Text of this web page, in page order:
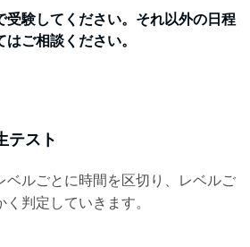
験してください。それ以外の日程
ご相談ください。
テスト
ベルごとに時間を区切り、レベルご
判定していきます。